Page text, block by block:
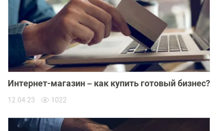
Интернет-магазин – как купить готовый бизнес?
12.04.23 1022